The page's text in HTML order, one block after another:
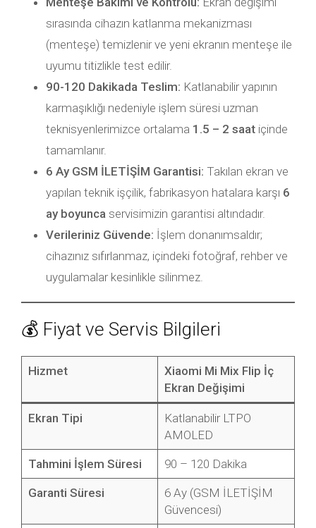
sırasında cihazın katlanma mekanizması
(menteşe) temizlenir ve yeni ekranın menteşe ile
uyumu titizlikle test edilir.
90-120 Dakikada Teslim: Katlanabilir yapının
karmaşıklığı nedeniyle işlem süresi uzman
teknisyenlerimizce ortalama 1.5 – 2 saat içinde
tamamlanır.
6 Ay GSM İLETİŞİM Garantisi: Takılan ekran ve
yapılan teknik işçilik, fabrikasyon hatalara karşı 6
ay boyunca servisimizin garantisi altındadır.
Verileriniz Güvende: İşlem donanımsaldır;
cihazınız sıfırlanmaz, içindeki fotoğraf, rehber ve
uygulamalar kesinlikle silinmez.
💰 Fiyat ve Servis Bilgileri
Hizmet
Xiaomi Mi Mix Flip İç
Ekran Değişimi
Ekran Tipi
Katlanabilir LTPO
AMOLED
Tahmini İşlem Süresi 90 – 120 Dakika
Garanti Süresi
6 Ay (GSM İLETİŞİM
Güvencesi)